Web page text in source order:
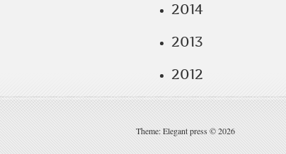
2014
2013
2012
Theme: Elegant press © 2026